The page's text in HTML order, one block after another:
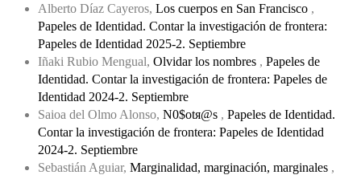
Alberto Díaz Cayeros, Los cuerpos en San Francisco ,
Papeles de Identidad. Contar la investigación de frontera:
Papeles de Identidad 2025-2. Septiembre
Iñaki Rubio Mengual, Olvidar los nombres , Papeles de
Identidad. Contar la investigación de frontera: Papeles de
Identidad 2024-2. Septiembre
Saioa del Olmo Alonso, N0$otя@s , Papeles de Identidad.
Contar la investigación de frontera: Papeles de Identidad
2024-2. Septiembre
Sebastián Aguiar, Marginalidad, marginación, marginales ,